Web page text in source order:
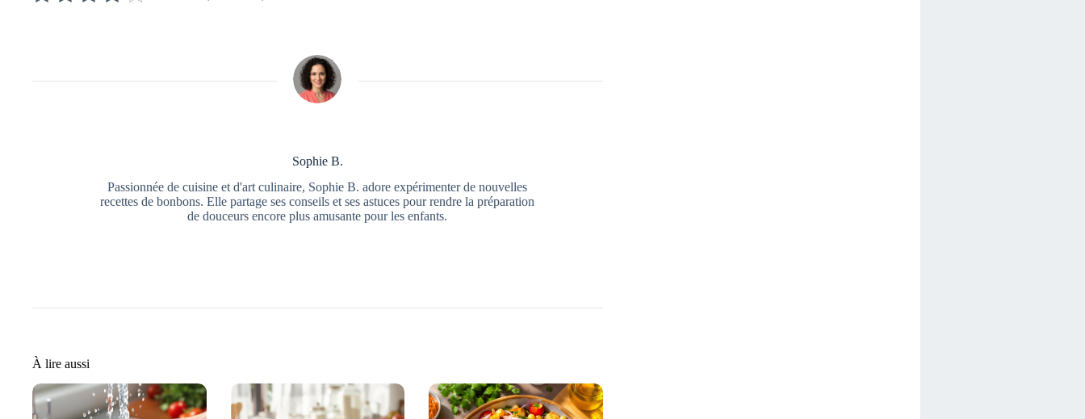
Sophie B.
Passionnée de cuisine et d'art culinaire, Sophie B. adore expérimenter de nouvelles
recettes de bonbons. Elle partage ses conseils et ses astuces pour rendre la préparation
de douceurs encore plus amusante pour les enfants.
À lire aussi